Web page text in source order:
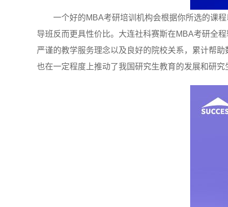
一个好的MBA考研培训机构会根据你所选的课
导班反而更具性价比。大连社科赛斯在MBA考研全
严谨的教学服务理念以及良好的院校关系，累计帮
也在一定程度上推动了我国研究生教育的发展和研究